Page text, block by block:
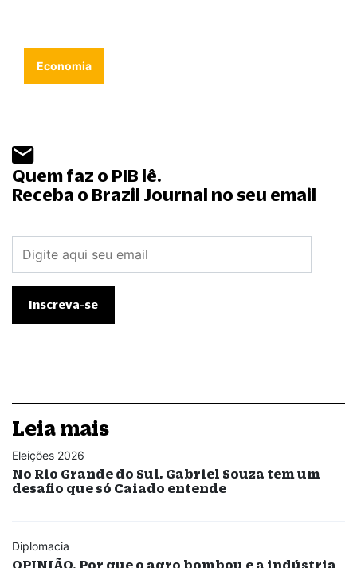
Economia
Quem faz o PIB lê.
Receba o Brazil Journal no seu email
Leia mais
Eleições 2026
No Rio Grande do Sul, Gabriel Souza tem um
desafio que só Caiado entende
Diplomacia
OPINIÃO. Por que o agro bombou e a indústria